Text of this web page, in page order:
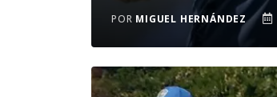
POR MIGUEL HERNÁNDEZ